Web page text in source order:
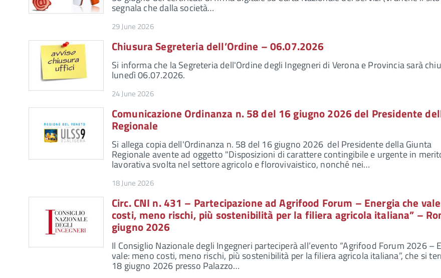
segnala che dalla società…
29 June 2026
Chiusura Segreteria dell’Ordine – 06.07.2026
Si informa che la Segreteria dell'Ordine degli Ingegneri di Verona e Provincia sarà
lunedì 06.07.2026.
24 June 2026
Comunicazione Ordinanza n. 58 del 16 giugno 2026 del Presidente
Regionale
Si allega copia dell'Ordinanza n. 58 del 16 giugno 2026 del Presidente della Giunta
Regionale avente ad oggetto "Disposizioni di carattere contingibile e urgente in
lavorativa svolta nel settore agricolo e florovivaistico, nonché nei…
18 June 2026
Circ. CNI n. 431 – Partecipazione ad Agrifood Forum – Energia che
costi, meno rischi, più sostenibilità per la filiera agricola italiana” –
giugno 2026
Il Consiglio Nazionale degli Ingegneri parteciperà all’evento “Agrifood Forum 2026 –
vale: meno costi, meno rischi, più sostenibilità per la filiera agricola italiana”, che si
18 giugno 2026 presso Palazzo…